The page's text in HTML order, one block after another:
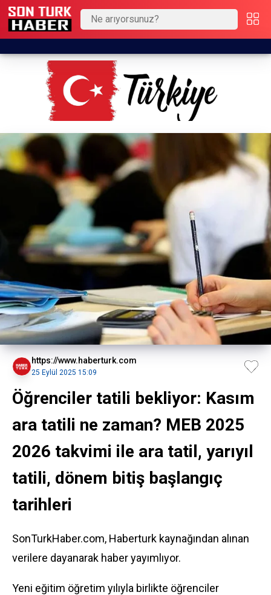
https://www.haberturk.com
25 Eylül 2025 15:09
Öğrenciler tatili bekliyor: Kasım
ara tatili ne zaman? MEB 2025
2026 takvimi ile ara tatil, yarıyıl
tatili, dönem bitiş başlangıç
tarihleri
SonTurkHaber.com, Haberturk kaynağından alınan
verilere dayanarak haber yayımlıyor.
Yeni eğitim öğretim yılıyla birlikte öğrenciler